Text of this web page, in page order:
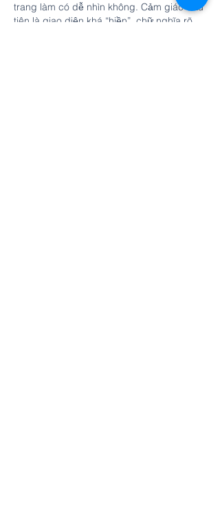
trang làm có dễ nhìn không. Cảm giác đầu
tiên là giao diện khá “hiền”, chữ nghĩa rõ